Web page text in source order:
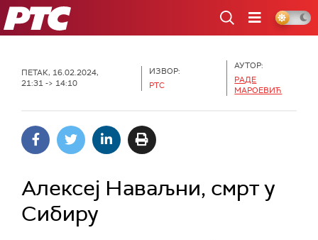
РТС
ПЕТАК, 16.02.2024,
21:31 -> 14:10
ИЗВОР:
РТС
АУТОР:
РАДЕ
МАРОЕВИЋ
Алексеј Наваљни, смрт у
Сибиру